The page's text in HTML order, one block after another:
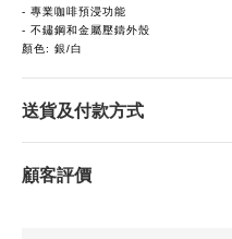
- 專業咖啡預浸功能
- 不鏽鋼和金屬壓鑄外殼
顏色: 銀/白
送貨及付款方式
顧客評價